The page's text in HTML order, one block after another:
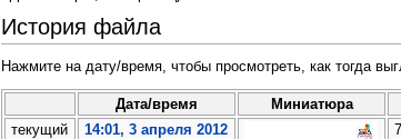
История файла
Нажмите на дату/время, чтобы просмотреть, как тогда
Дата/время Миниатюра
текущий
14:01, 3 апреля 2012